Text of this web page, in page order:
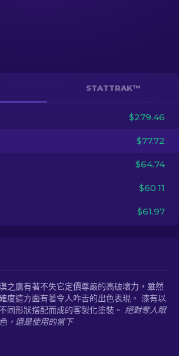
ZH-TW
STATTRAK™
$279.46
$77.72
$64.74
$60.11
$61.97
之鷹有著不失它定價尊嚴的高破壞力，雖然
度這方面有著令人咋舌的出色表現。 漆有以
同形狀搭配而成的客製化塗裝。 絕對奪人眼
，還是使用的當下